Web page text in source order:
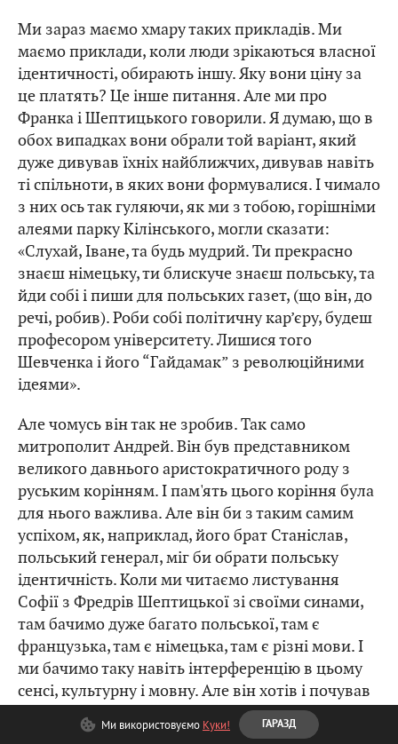
Ми зараз маємо хмару таких прикладів. Ми
маємо приклади, коли люди зрікаються власної
ідентичності, обирають іншу. Яку вони ціну за
це платять? Це інше питання. Але ми про
Франка і Шептицького говорили. Я думаю, що в
обох випадках вони обрали той варіант, який
дуже дивував їхніх найближчих, дивував навіть
ті спільноти, в яких вони формувалися. І чимало
з них ось так гуляючи, як ми з тобою, горішніми
алеями парку Кілінського, могли сказати:
«Слухай, Іване, та будь мудрий. Ти прекрасно
знаєш німецьку, ти блискуче знаєш польську, та
йди собі і пиши для польських газет, (що він, до
речі, робив). Роби собі політичну кар’єру, будеш
професором університету. Лишися того
Шевченка і його “Гайдамак” з революційними
ідеями».
Але чомусь він так не зробив. Так само
митрополит Андрей. Він був представником
великого давнього аристократичного роду з
руським корінням. І пам'ять цього коріння була
для нього важлива. Але він би з таким самим
успіхом, як, наприклад, його брат Станіслав,
польський генерал, міг би обрати польську
ідентичність. Коли ми читаємо листування
Софії з Фредрів Шептицької зі своїми синами,
там бачимо дуже багато польської, там є
французька, там є німецька, там є різні мови. І
ми бачимо таку навіть інтерференцію в цьому
сенсі, культурну і мовну. Але він хотів і почував
внутрішній обов'язок, щось таке в цьому житті
зробити, щоб змінити цей світ. І він розумів, що
Ми використовуємо Куки! ГАРАЗД